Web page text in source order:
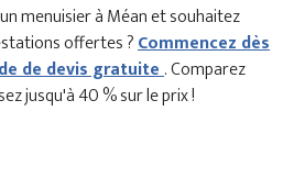
menuisier à Méan et souhaitez
offertes ?Commencez dès
de devis gratuite. Comparez
jusqu'à 40 % sur le prix !